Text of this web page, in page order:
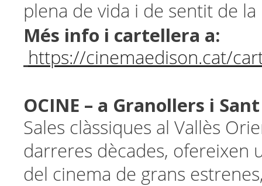
plena de vida i de sentit de la
Més info i cartellera a:
https://cinemaedison.cat/
OCINE – a Granollers i
Sales clàssiques al Vallès
darreres dècades, ofereixen
del cinema de grans